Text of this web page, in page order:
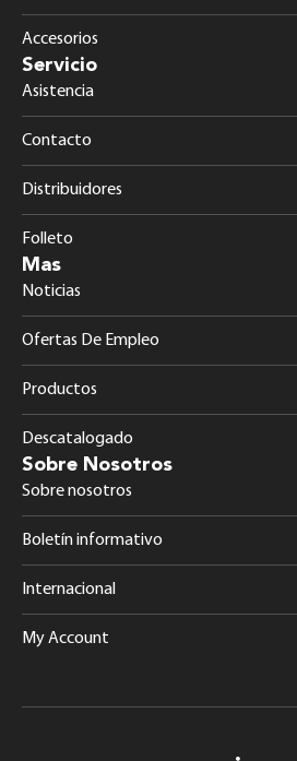
Accesorios
Servicio
Asistencia
Contacto
Distribuidores
Folleto
Mas
Noticias
Ofertas De Empleo
Productos
Descatalogado
Sobre Nosotros
Sobre nosotros
Boletín informativo
Internacional
My Account